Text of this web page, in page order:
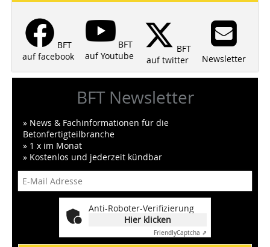
BFT
auf facebook
BFT
auf Youtube
BFT
auf twitter
Newsletter
BFT Newsletter
» News & Fachinformationen für die
Betonfertigteilbranche
» 1 x im Monat
» Kostenlos und jederzeit kündbar
Anti-Roboter-Verifizierung
Hier klicken
FriendlyCaptcha ⇗